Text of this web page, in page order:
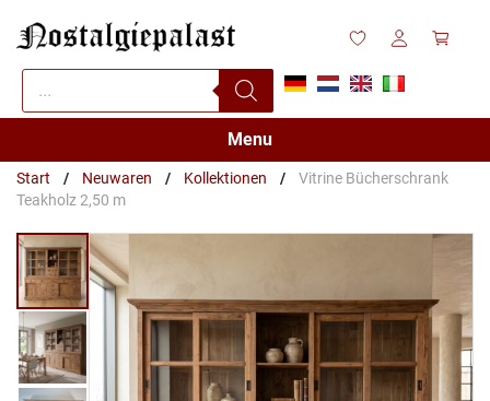
Inhalt
springen
Products
search
Menu
Start / Neuwaren / Kollektionen /
Vitrine Bücherschrank
Teakholz 2,50 m